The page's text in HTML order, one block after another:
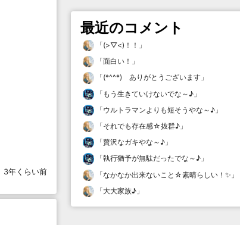
3年くらい前
最近のコメント
「(>▽<)！！ 」
「面白い！ 」
「(*^^*) ありがとうございます 」
「 もう生きていけないでな～♪ 」
「ウルトラマンよりも短そうやな～♪ 」
「それでも存在感☆抜群♪ 」
「贅沢なガキやな～♪ 」
「執行猶予が無駄だったでな～♪ 」
「なかなか出来ないこと☆素晴らしい！✨ 」
「大大家族♪ 」